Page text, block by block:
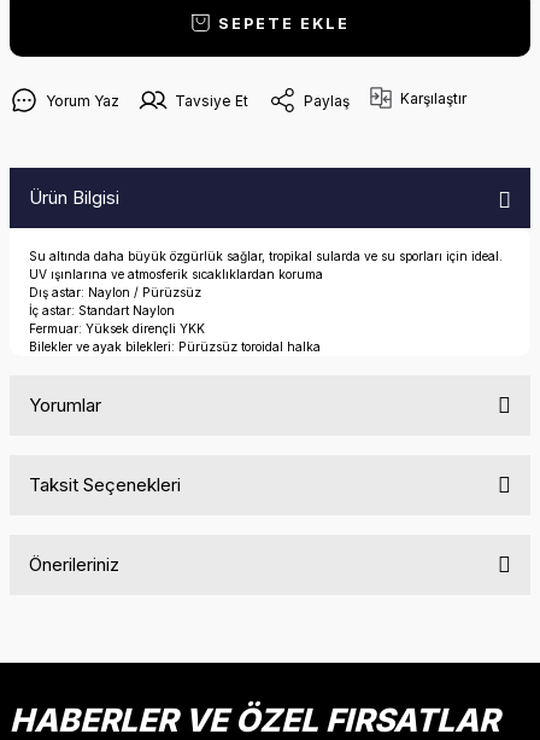
SEPETE EKLE
Yorum Yaz Tavsiye Et Paylaş Karşılaştır
Ürün Bilgisi
Su altında daha büyük özgürlük sağlar, tropikal sularda ve su sporları için ideal.
UV ışınlarına ve atmosferik sıcaklıklardan koruma
Dış astar: Naylon / Pürüzsüz
İç astar: Standart Naylon
Fermuar: Yüksek dirençli YKK
Bilekler ve ayak bilekleri: Pürüzsüz toroidal halka
Yorumlar
Taksit Seçenekleri
Önerileriniz
HABERLER VE ÖZEL FIRSATLAR